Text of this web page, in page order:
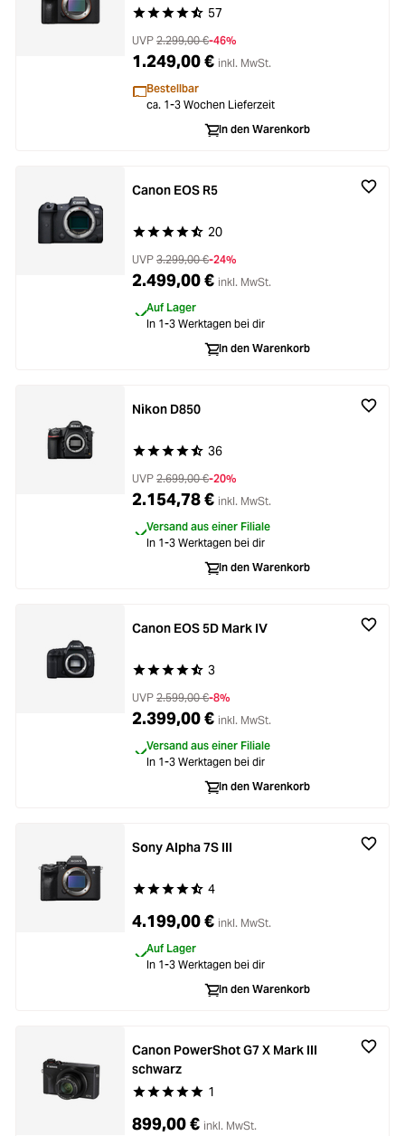
Durchschnittliche Bewertung von 4.6 von 5
57
UVP 2.299,00 €-46%
1.249,00 € inkl. MwSt.
Bestellbar
ca. 1-3 Wochen Lieferzeit
In den Warenkorb
Durchschnittliche Bewertung von 4.9 von 5
20
Canon EOS R5
UVP 3.299,00 €-24%
2.499,00 € inkl. MwSt.
Auf Lager
In 1-3 Werktagen bei dir
In den Warenkorb
Durchschnittliche Bewertung von 4.8 von 5
36
Nikon D850
UVP 2.699,00 €-20%
2.154,78 € inkl. MwSt.
Versand aus einer Filiale
In 1-3 Werktagen bei dir
In den Warenkorb
Durchschnittliche Bewertung von 4.8 von 5
3
Canon EOS 5D Mark IV
UVP 2.599,00 €-8%
2.399,00 € inkl. MwSt.
Versand aus einer Filiale
In 1-3 Werktagen bei dir
In den Warenkorb
Durchschnittliche Bewertung von 4.7 von 5
4
Sony Alpha 7S III
4.199,00 € inkl. MwSt.
Auf Lager
In 1-3 Werktagen bei dir
In den Warenkorb
Durchschnittliche Bewertung von 5 von 5
1
Canon PowerShot G7 X Mark III
schwarz
899,00 € inkl. MwSt.